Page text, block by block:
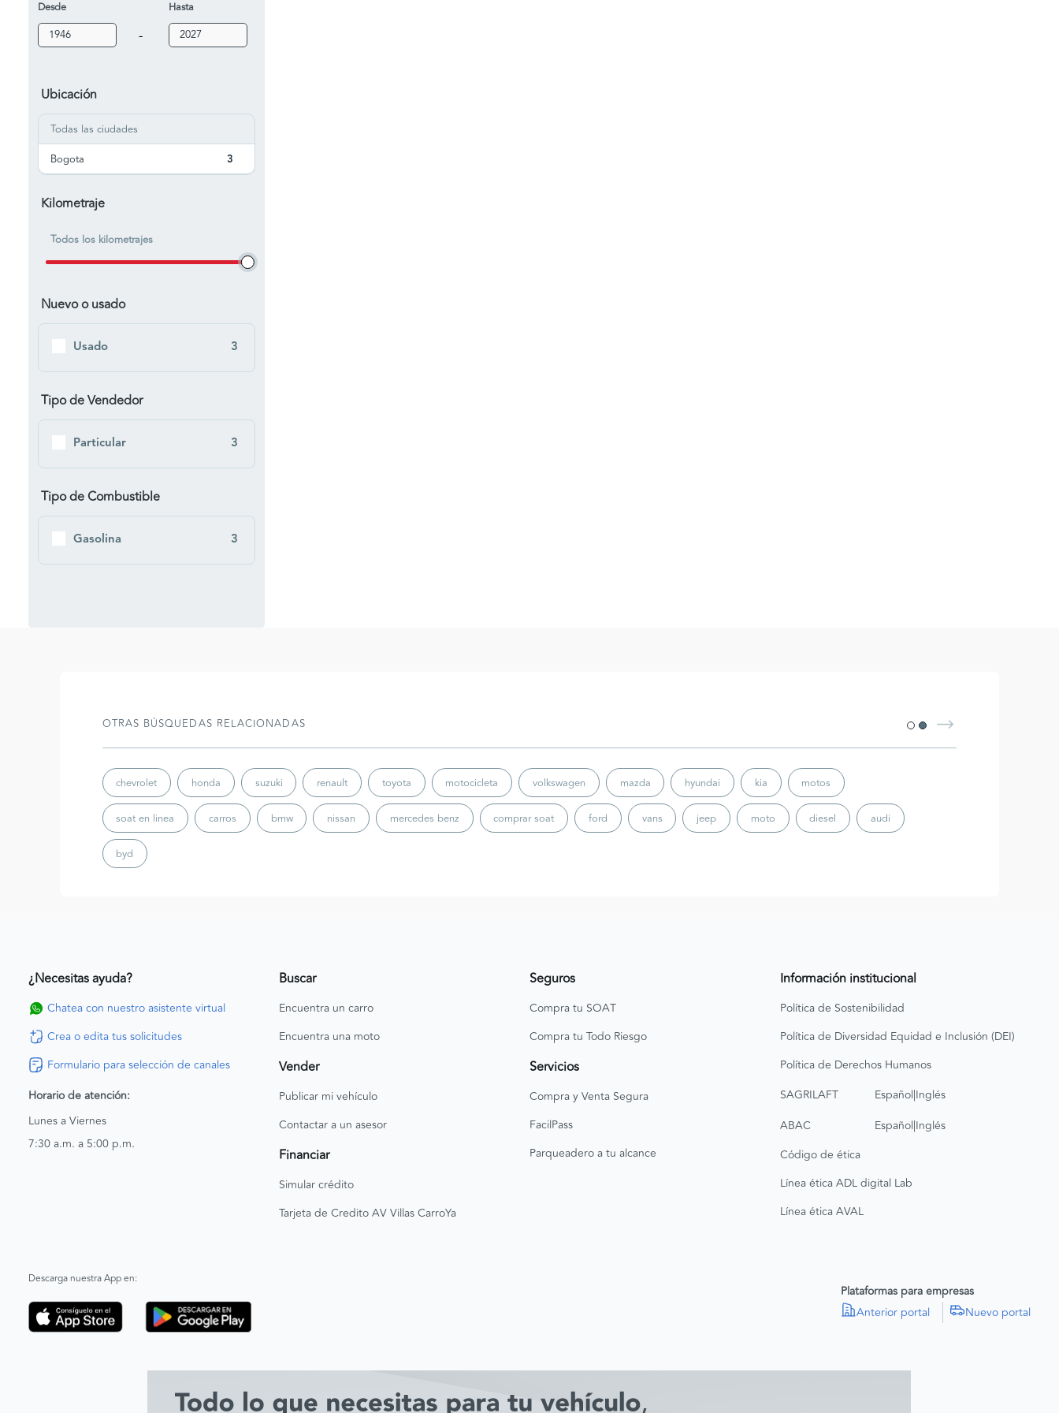
Desde
-
Hasta
Ubicación
Todas las ciudades
Bogota
3
Kilometraje
Todos los kilometrajes
Nuevo o usado
Usado 3
Tipo de Vendedor
Particular 3
Tipo de Combustible
Gasolina 3
OTRAS BÚSQUEDAS RELACIONADAS
chevrolet honda suzuki renault toyota motocicleta volkswagen mazda hyundai kia motos
soat en linea carros bmw nissan mercedes benz comprar soat ford vans jeep moto diesel audi
byd
¿Necesitas ayuda?
Chatea con nuestro asistente virtual
Crea o edita tus solicitudes
Formulario para selección de canales
Horario de atención:
Lunes a Viernes
7:30 a.m. a 5:00 p.m.
Buscar
Encuentra un carro
Encuentra una moto
Vender
Publicar mi vehículo
Contactar a un asesor
Financiar
Simular crédito
Tarjeta de Credito AV Villas CarroYa
Seguros
Compra tu SOAT
Compra tu Todo Riesgo
Servicios
Compra y Venta Segura
FacilPass
Parqueadero a tu alcance
Información institucional
Política de Sostenibilidad
Política de Diversidad Equidad e Inclusión (DEI)
Política de Derechos Humanos
SAGRILAFT
Español|Inglés
ABAC
Español|Inglés
Código de ética
Línea ética ADL digital Lab
Línea ética AVAL
Descarga nuestra App en:
Plataformas para empresas
Anterior portal
Nuevo portal